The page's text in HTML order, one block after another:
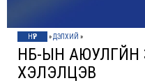
НҮҮР »ДЭЛХИЙ »
НҮБ-ЫН
ХЭЛЭЛЦЭВ